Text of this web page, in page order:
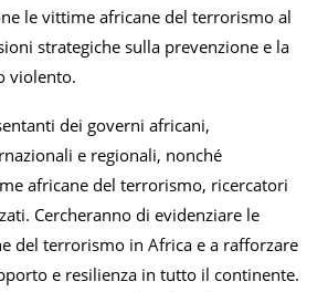
le vittime africane del terrorismo al
strategiche sulla prevenzione e la
violento.
dei governi africani,
e regionali, nonché
africane del terrorismo, ricercatori
Cercheranno di evidenziare le
del terrorismo in Africa e a rafforzare
e resilienza in tutto il continente.